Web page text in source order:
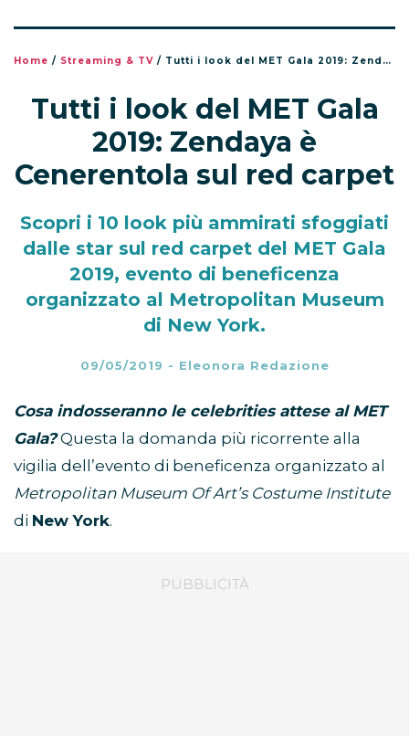
Home / Streaming & TV / Tutti i look del MET Gala 2019: Zendaya è Cenerentola sul red carpet
Tutti i look del MET Gala
2019: Zendaya è
Cenerentola sul red carpet
Scopri i 10 look più ammirati sfoggiati
dalle star sul red carpet del MET Gala
2019, evento di beneficenza
organizzato al Metropolitan Museum
di New York.
09/05/2019 - Eleonora Redazione
Cosa indosseranno le celebrities attese al MET
Gala?Questa la domanda più ricorrente alla
vigilia dell’evento di beneficenza organizzato al
Metropolitan Museum Of Art’s Costume Institute
di New York.